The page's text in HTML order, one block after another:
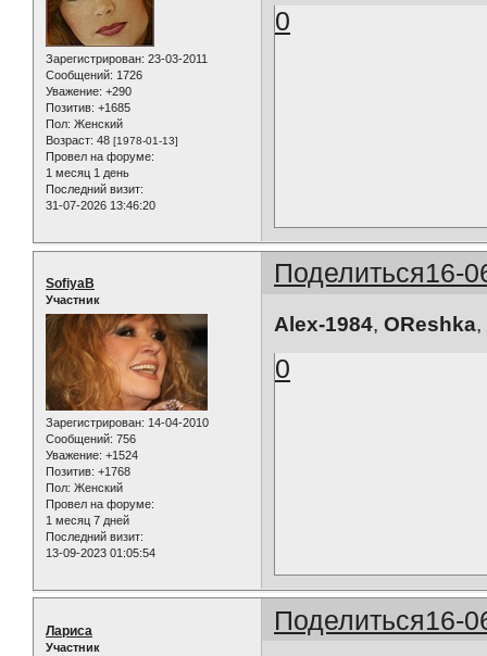
Зарегистрирован: 23-03-2011
Сообщений: 1726
Уважение: +290
Позитив: +1685
Пол: Женский
Возраст: 48 [1978-01-13]
Провел на форуме:
1 месяц 1 день
Последний визит:
31-07-2026 13:46:20
0
Поделиться16-
SofiyaB
Участник
Зарегистрирован: 14-04-2010
Сообщений: 756
Уважение: +1524
Позитив: +1768
Пол: Женский
Провел на форуме:
1 месяц 7 дней
Последний визит:
13-09-2023 01:05:54
Alex-1984,OReshka,
0
Поделиться16-
Лариса
Участник